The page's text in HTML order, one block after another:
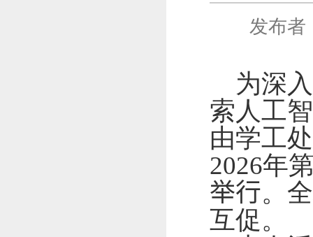
发布者
为深
索人工
由学工
2026年
举行。
互促。